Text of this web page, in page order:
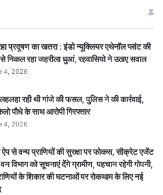
प्रदूषण का खतरा : इंडो न्यूक्लियर एथेनॉल प्लांट की
निकल रहा जहरीला धुआं, रहवासियो ने उठाए सवाल
4, 2026
रही थी गांजे की फसल, पुलिस ने की कार्रवाई,
पौधे के साथ आरोपी गिरफ्तार
4, 2026
से वन्य प्राणियों की सुरक्षा पर फोकस, सीक्रेट एजेंट
विभाग को सूचनाएं देेंगे ग्रामीण, पहचान रहेगी गोपनी,
के शिकार की घटनाओं पर रोकथाम के लिए नई